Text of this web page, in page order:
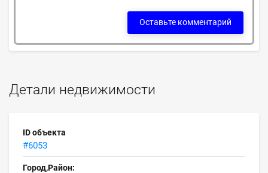
Детали недвижимости
ID объекта
#6053
Город,Район:
Оставьте комментарий